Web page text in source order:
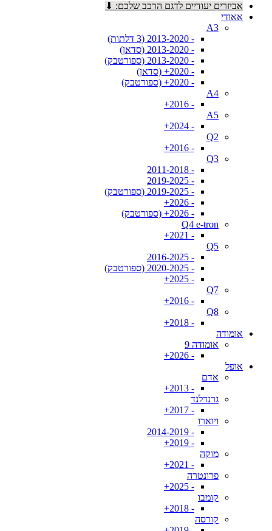
אביזרים יעודיים לדגם הרכב שלכם: ⬇
אאודי
A3
- 2013-2020 (3 דלתות)
- 2013-2020 (סדאן)
- 2013-2020 (ספורטבק)
- 2020+ (סדאן)
- 2020+ (ספורטבק)
A4
- 2016+
A5
- 2024+
Q2
- 2016+
Q3
- 2011-2018
- 2019-2025
- 2019-2025 (ספורטבק)
- 2026+
- 2026+ (ספורטבק)
Q4 e-tron
- 2021+
Q5
- 2016-2025
- 2020-2025 (ספורטבק)
- 2025+
Q7
- 2016+
Q8
- 2018+
אומודה
אומודה 9
- 2026+
אופל
אדם
- 2013+
גרנדלנד
- 2017+
ויוארו
- 2014-2019
- 2019+
מוקה
- 2021+
פרונטרה
- 2025+
קומבו
- 2018+
קורסה